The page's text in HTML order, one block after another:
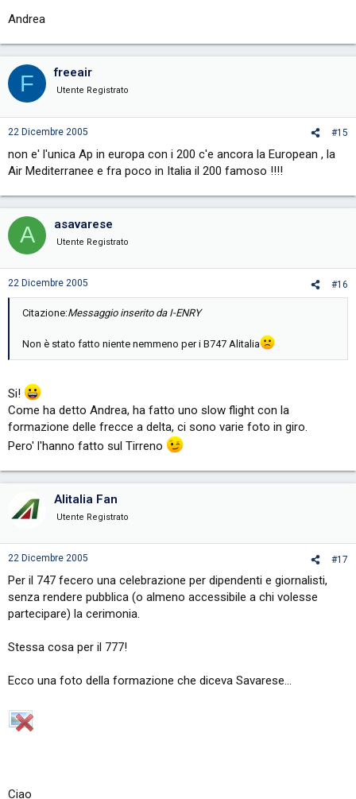
Andrea
F freeair
Utente Registrato
22 Dicembre 2005 #15
non e' l'unica Ap in europa con i 200 c'e ancora la European , la
Air Mediterranee e fra poco in Italia il 200 famoso !!!!
A asavarese
Utente Registrato
22 Dicembre 2005 #16
Citazione:Messaggio inserito da I-ENRY
Non è stato fatto niente nemmeno per i B747 Alitalia
Si!
Come ha detto Andrea, ha fatto uno slow flight con la
formazione delle frecce a delta, ci sono varie foto in giro.
Pero' l'hanno fatto sul Tirreno
Alitalia Fan
Utente Registrato
22 Dicembre 2005 #17
Per il 747 fecero una celebrazione per dipendenti e giornalisti,
senza rendere pubblica (o almeno accessibile a chi volesse
partecipare) la cerimonia.
Stessa cosa per il 777!
Ecco una foto della formazione che diceva Savarese...
Ciao